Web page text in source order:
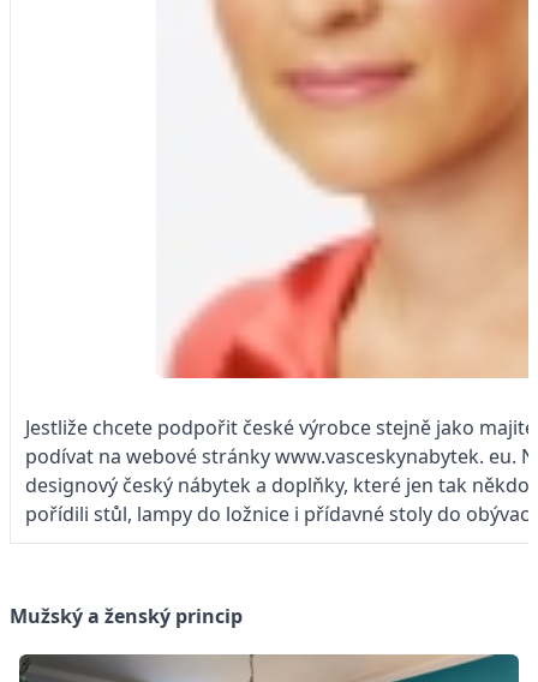
Jestliže chcete podpořit české výrobce stejně jako
podívat na webové stránky www.vasceskynabytek. eu.
designový český nábytek a doplňky, které jen tak někdo
pořídili stůl, lampy do ložnice i přídavné stoly do
Mužský a ženský princip